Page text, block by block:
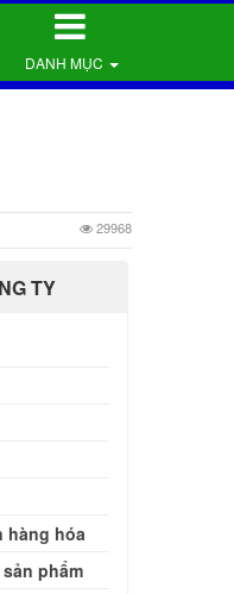
DANH MỤC
29968
TY
hàng hóa
phẩm